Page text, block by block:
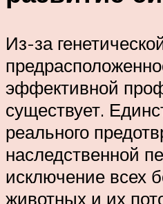
Из-за
эффективной
существует.
реального
наследственной
исключение всех
животных и их